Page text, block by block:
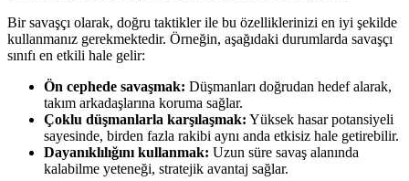
Bir savaşçı olarak, doğru taktikler ile bu özelliklerinizi en iyi şekilde
kullanmanız gerekmektedir. Örneğin, aşağıdaki durumlarda savaşçı
sınıfı en etkili hale gelir:
Ön cephede savaşmak: Düşmanları doğrudan hedef alarak,
takım arkadaşlarına koruma sağlar.
Çoklu düşmanlarla karşılaşmak: Yüksek hasar potansiyeli
sayesinde, birden fazla rakibi aynı anda etkisiz hale getirebilir.
Dayanıklılığını kullanmak: Uzun süre savaş alanında
kalabilme yeteneği, stratejik avantaj sağlar.